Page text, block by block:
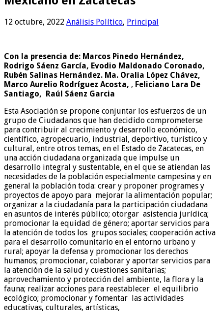
12 octubre, 2022 Análisis Político, Principal
Con la presencia de: Marcos Pinedo Hernández,
Rodrigo Sáenz García, Evodio Maldonado Coronado,
Rubén Salinas Hernández. Ma. Oralia López Chávez,
Marco Aurelio Rodríguez Acosta, , Feliciano Lara De
Santiago, Raúl Sáenz Garcia
Esta Asociación se propone conjuntar los esfuerzos de un
grupo de Ciudadanos que han decidido comprometerse
para contribuir al crecimiento y desarrollo económico,
científico, agropecuario, industrial, deportivo, turístico y
cultural, entre otros temas, en el Estado de Zacatecas, en
una acción ciudadana organizada que impulse un
desarrollo integral y sustentable, en el que se atiendan las
necesidades de la población especialmente campesina y en
general la población toda: crear y proponer programes y
proyectos de apoyo para mejorar la alimentación popular;
organizar a la ciudadanía para la participación ciudadana
en asuntos de interés público; otorgar asistencia jurídica;
promocionar la equidad de género; aportar servicios para
la atención de todos los grupos sociales; cooperación activa
para el desarrollo comunitario en el entorno urbano y
rural; apoyar la defensa y promocionar los derechos
humanos; promocionar, colaborar y aportar servicios para
la atención de la salud y cuestiones sanitarias;
aprovechamiento y protección del ambiente, la flora y la
fauna; realizar acciones para reestablecer el equilibrio
ecológico; promocionar y fomentar las actividades
educativas, culturales, artísticas,